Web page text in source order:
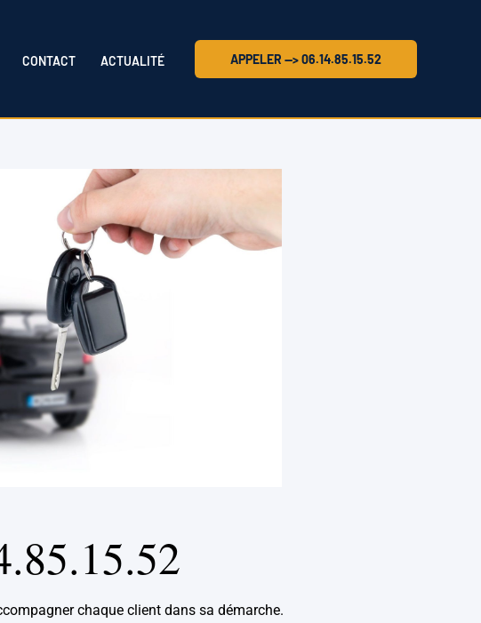
CONTACT ACTUALITÉ APPELER --> 06.14.85.15.52
chaque client dans sa démarche.